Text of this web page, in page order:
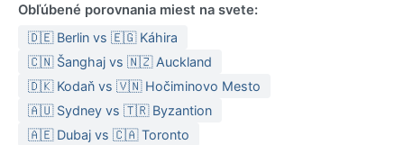
Obľúbené porovnania miest na svete:
🇩🇪 Berlin vs 🇪🇬 Káhira
🇨🇳 Šanghaj vs 🇳🇿 Auckland
🇩🇰 Kodaň vs 🇻🇳 Hočiminovo Mesto
🇦🇺 Sydney vs 🇹🇷 Byzantion
🇦🇪 Dubaj vs 🇨🇦 Toronto